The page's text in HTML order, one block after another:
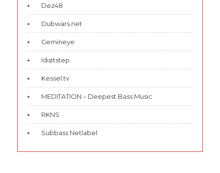
Dez48
Dubwars.net
Gemineye
Idiøtstep
Kessel.tv
MEDITATION – Deepest Bass Music
RKNS
Subbass Netlabel